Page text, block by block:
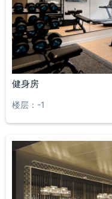
健身房
楼层：-1